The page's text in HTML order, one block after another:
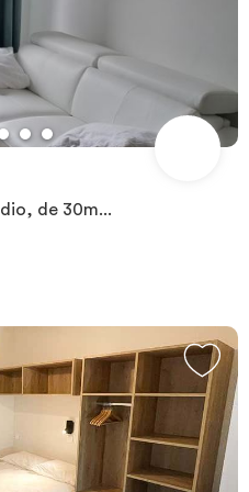
Référence à communiquer : MICHALIAS G
de 30m...